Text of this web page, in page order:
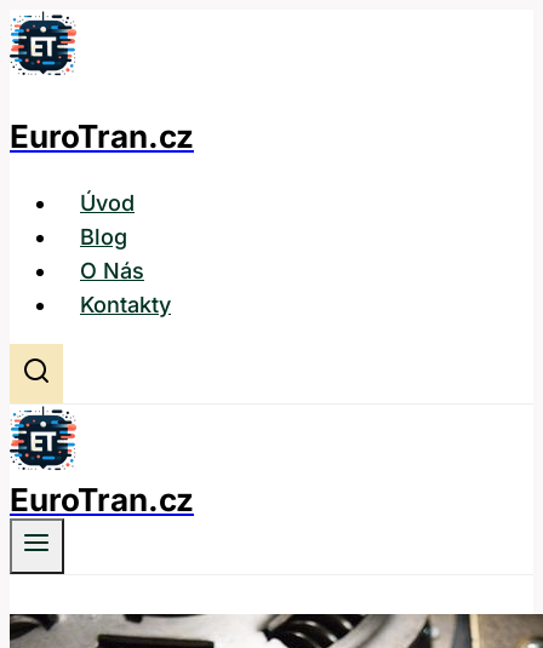
Přeskočit
na
EuroTran.cz
Úvod
Blog
O Nás
Kontakty
EuroTran.cz